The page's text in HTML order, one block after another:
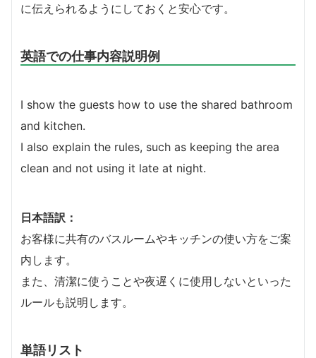
に伝えられるようにしておくと安心です。
英語での仕事内容説明例
I show the guests how to use the shared bathroom
and kitchen.
I also explain the rules, such as keeping the area
clean and not using it late at night.
日本語訳：
お客様に共有のバスルームやキッチンの使い方をご案
内します。
また、清潔に使うことや夜遅くに使用しないといった
ルールも説明します。
単語リスト